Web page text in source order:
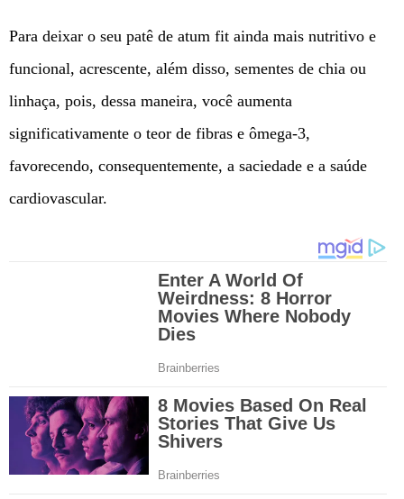
Para deixar o seu patê de atum fit ainda mais nutritivo e
funcional, acrescente, além disso, sementes de chia ou
linhaça, pois, dessa maneira, você aumenta
significativamente o teor de fibras e ômega-3,
favorecendo, consequentemente, a saciedade e a saúde
cardiovascular.